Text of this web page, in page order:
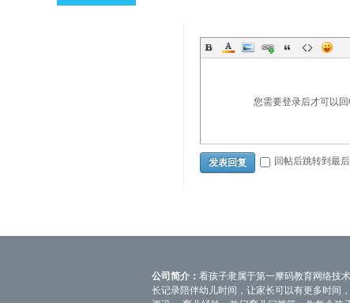
您需要登录后才可以
发表回复 回帖后跳转到最
公司简介： 看孩子隶属于第一摩码教育网络技
长记录陪伴幼儿时间，让家长可以有更多时间